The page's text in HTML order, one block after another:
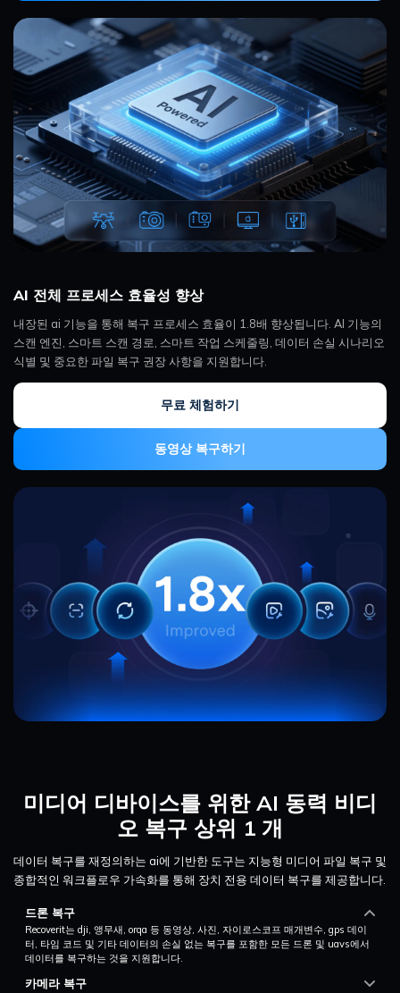
AI 전체 프로세스 효율성 향상
내장된 ai 기능을 통해 복구 프로세스 효율이 1.8배 향상됩니다. AI 기능의
스캔 엔진, 스마트 스캔 경로, 스마트 작업 스케줄링, 데이터 손실 시나리오
식별 및 중요한 파일 복구 권장 사항을 지원합니다.
무료 체험하기
동영상 복구하기
미디어 디바이스를 위한 AI 동력 비디
오 복구 상위 1 개
데이터 복구를 재정의하는 ai에 기반한 도구는 지능형 미디어 파일 복구 및
종합적인 워크플로우 가속화를 통해 장치 전용 데이터 복구를 제공합니다.
드론 복구
Recoverit는 dji, 앵무새, orqa 등 동영상, 사진, 자이로스코프 매개변수, gps 데이
터, 타임 코드 및 기타 데이터의 손실 없는 복구를 포함한 모든 드론 및 uavs에서
데이터를 복구하는 것을 지원합니다.
카메라 복구